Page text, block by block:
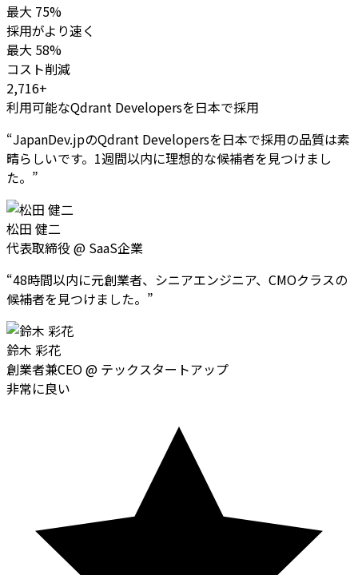
最大 75%
採用がより速く
最大 58%
コスト削減
2,716+
利用可能なQdrant Developersを日本で採用
“JapanDev.jpのQdrant Developersを日本で採用の品質は素
晴らしいです。1週間以内に理想的な候補者を見つけまし
た。 ”
松田 健二
代表取締役 @ SaaS企業
“48時間以内に元創業者、シニアエンジニア、CMOクラスの
候補者を見つけました。 ”
鈴木 彩花
創業者兼CEO@ テックスタートアップ
非常に良い